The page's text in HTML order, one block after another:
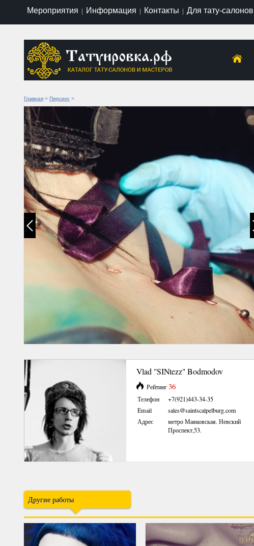
Мероприятия Информация Контакты Для тату-салонов
Главная > Пирсинг >
Vlad "SINtezz" Bodmodov
Рейтинг36
Телефон
+7(921)443-34-35
Email
sales@saintscalpelburg.com
Адрес
метро Маяковская. Невский
Проспект,53.
Другие работы